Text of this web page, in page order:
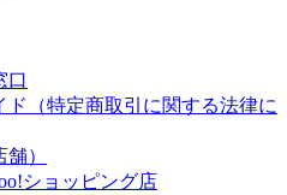
口
ド（特定商取引に関する法律に
）
ショッピング店